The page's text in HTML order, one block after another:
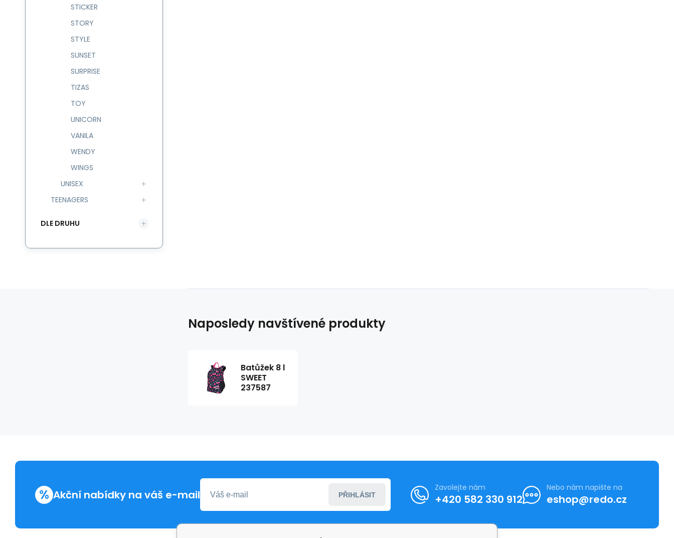
STICKER
STORY
STYLE
SUNSET
SURPRISE
TIZAS
TOY
UNICORN
VANILA
WENDY
WINGS
UNISEX
TEENAGERS
DLE DRUHU
Naposledy navštívené produkty
Batůžek 8 l
SWEET
237587
% Akční nabídky na váš e-mail PŘIHLÁSIT
Zavolejte nám
+420 582 330 912
Nebo nám napište na
eshop@redo.cz